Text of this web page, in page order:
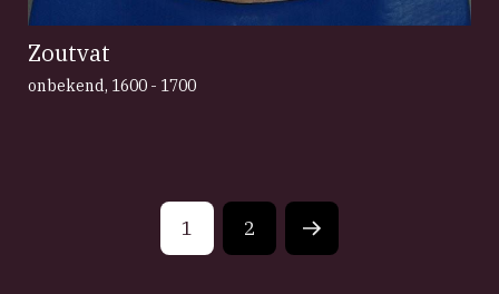
Zoutvat
onbekend, 1600 - 1700
1 2
Next